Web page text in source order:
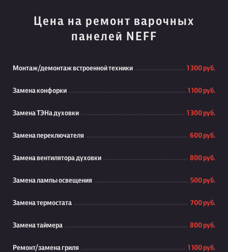
Цена на ремонт варочных
панелей NEFF
Монтаж/демонтаж встроенной техники 1 300 руб.
Замена конфорки 1 100 руб.
Замена ТЭНа духовки 1 300 руб.
Замена переключателя 600 руб.
Замена вентилятора духовки 800 руб.
Замена лампы освещения 500 руб.
Замена термостата 700 руб.
Замена таймера 800 руб.
Ремонт/замена гриля 1 100 руб.